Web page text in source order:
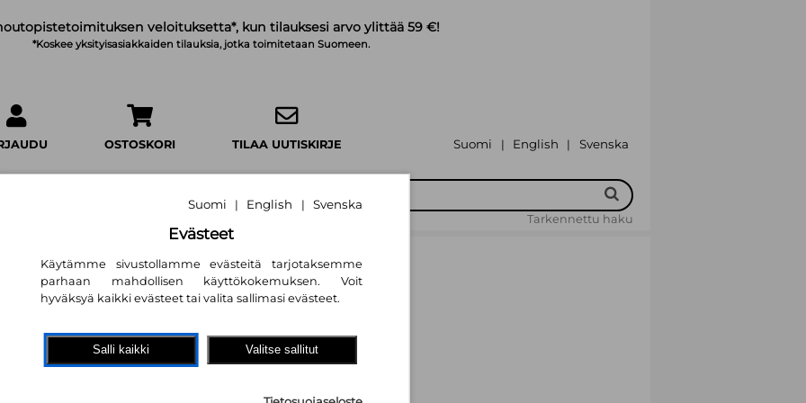
veloituksetta*, kun tilauksesi arvo ylittää 59 €!
*Koskee yksityisasiakkaiden tilauksia, jotka toimitetaan Suomeen.
OSTOSKORI TILAA UUTISKIRJE Suomi | English | Svenska
Tarkennettu haku
Marion
Leah Rowan
10,50 €
Suomi | English | Svenska
Evästeet
Käytämme sivustollamme evästeitä tarjotaksemme
parhaan mahdollisen käyttökokemuksen. Voit
hyväksyä kaikki evästeet tai valita sallimasi evästeet.
Salli kaikki Valitse sallitut